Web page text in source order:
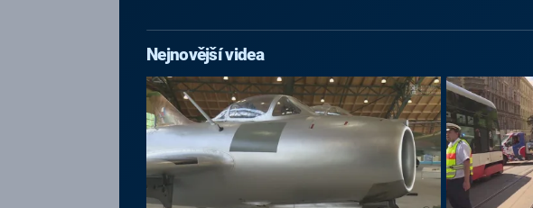
Nejnovější videa